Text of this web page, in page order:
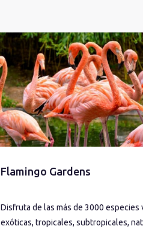
Flamingo Gardens
Disfruta de las más de 3000 especies
exóticas, tropicales, subtropicales,